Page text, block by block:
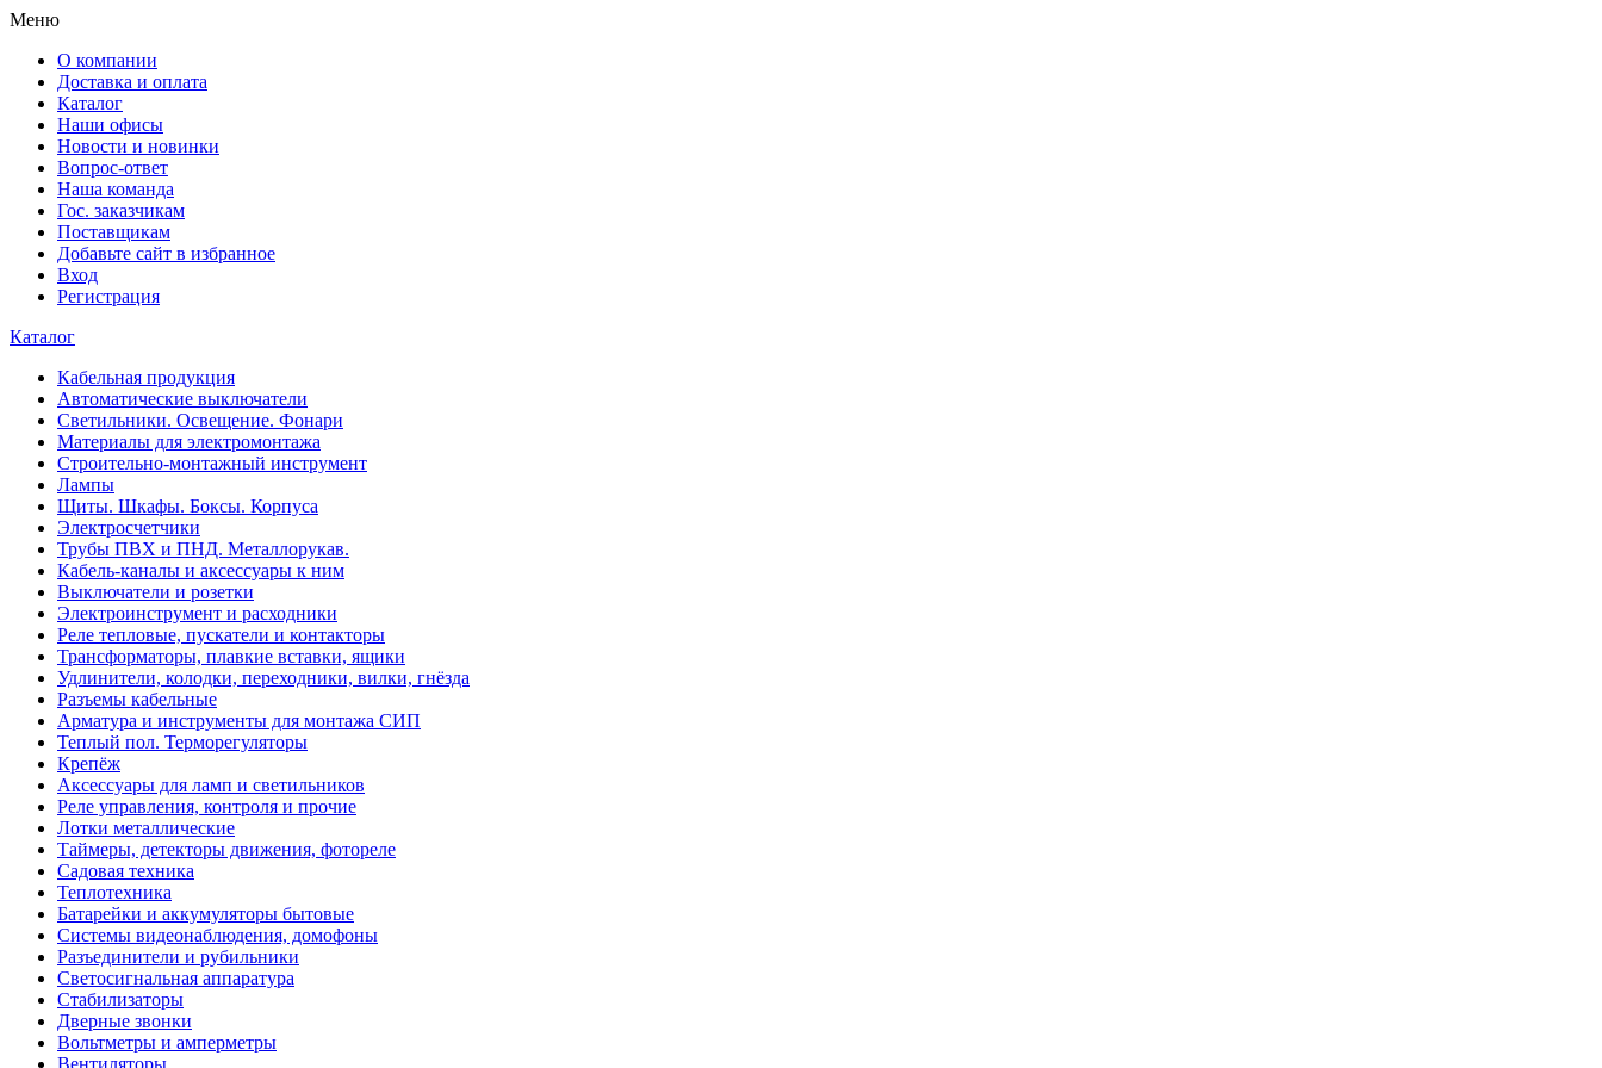
Меню
О компании
Доставка и оплата
Каталог
Наши офисы
Новости и новинки
Вопрос-ответ
Наша команда
Гос. заказчикам
Поставщикам
Добавьте сайт в избранное
Вход
Регистрация
Каталог
Кабельная продукция
Автоматические выключатели
Светильники. Освещение. Фонари
Материалы для электромонтажа
Строительно-монтажный инструмент
Лампы
Щиты. Шкафы. Боксы. Корпуса
Электросчетчики
Трубы ПВХ и ПНД. Металлорукав.
Кабель-каналы и аксессуары к ним
Выключатели и розетки
Электроинструмент и расходники
Реле тепловые, пускатели и контакторы
Трансформаторы, плавкие вставки, ящики
Удлинители, колодки, переходники, вилки, гнёзда
Разъемы кабельные
Арматура и инструменты для монтажа СИП
Теплый пол. Терморегуляторы
Крепёж
Аксессуары для ламп и светильников
Реле управления, контроля и прочие
Лотки металлические
Таймеры, детекторы движения, фотореле
Садовая техника
Теплотехника
Батарейки и аккумуляторы бытовые
Системы видеонаблюдения, домофоны
Разъединители и рубильники
Светосигнальная аппаратура
Стабилизаторы
Дверные звонки
Вольтметры и амперметры
Вентиляторы